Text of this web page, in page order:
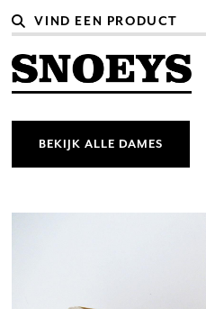
BEKIJK ALLE DAMES